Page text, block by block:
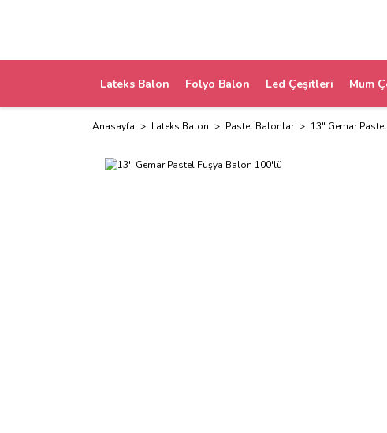
Lateks Balon Folyo Balon Led Çeşitleri Mum
Anasayfa Lateks Balon Pastel Balonlar 13" Gemar